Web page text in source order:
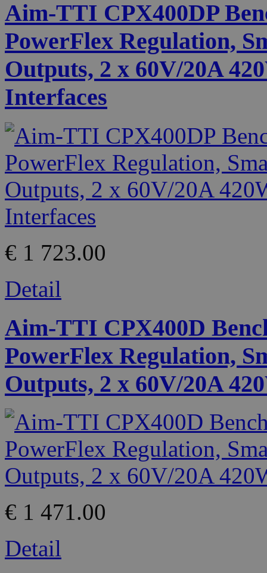
Aim-TTI CPX400DP
PowerFlex Regulation,
Outputs, 2 x 60V/20A
Interfaces
€ 1 723.00
Detail
Aim-TTI CPX400D
PowerFlex Regulation,
Outputs, 2 x 60V/20A
€ 1 471.00
Detail